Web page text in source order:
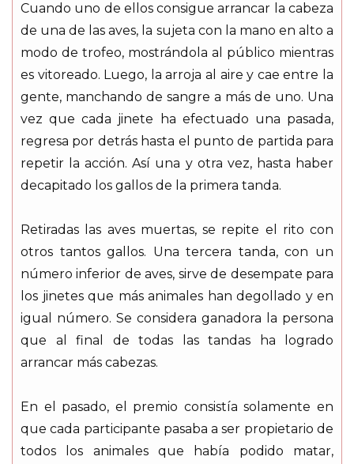
Cuando uno de ellos consigue arrancar la cabeza
de una de las aves, la sujeta con la mano en alto a
modo de trofeo, mostrándola al público mientras
es vitoreado. Luego, la arroja al aire y cae entre la
gente, manchando de sangre a más de uno. Una
vez que cada jinete ha efectuado una pasada,
regresa por detrás hasta el punto de partida para
repetir la acción. Así una y otra vez, hasta haber
decapitado los gallos de la primera tanda.
Retiradas las aves muertas, se repite el rito con
otros tantos gallos. Una tercera tanda, con un
número inferior de aves, sirve de desempate para
los jinetes que más animales han degollado y en
igual número. Se considera ganadora la persona
que al final de todas las tandas ha logrado
arrancar más cabezas.
En el pasado, el premio consistía solamente en
que cada participante pasaba a ser propietario de
todos los animales que había podido matar,